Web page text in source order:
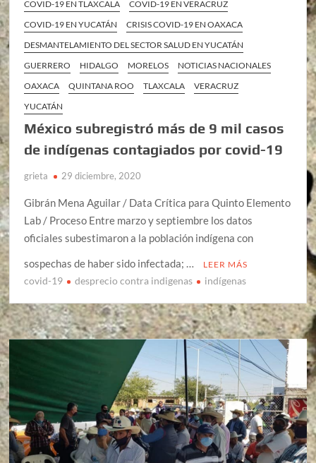
COVID-19 EN TLAXCALA
COVID-19 EN VERACRUZ
COVID-19 EN YUCATÁN
CRISIS COVID-19 EN OAXACA
DESMANTELAMIENTO DEL SECTOR SALUD EN YUCATÁN
GUERRERO
HIDALGO MORELOS
NOTICIAS NACIONALES
OAXACA
QUINTANA ROO TLAXCALA
VERACRUZ
YUCATÁN
México subregistró más de 9 mil casos
de indígenas contagiados por covid-19
grieta 29 diciembre, 2020
Gibrán Mena Aguilar / Data Crítica para Quinto Elemento
Lab / Proceso Entre marzo y septiembre los datos
oficiales subestimaron a la población indígena con
sospechas de haber sido infectada; …
LEER MÁS
covid-19 desprecio contra indigenas indígenas